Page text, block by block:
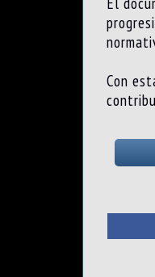
Con